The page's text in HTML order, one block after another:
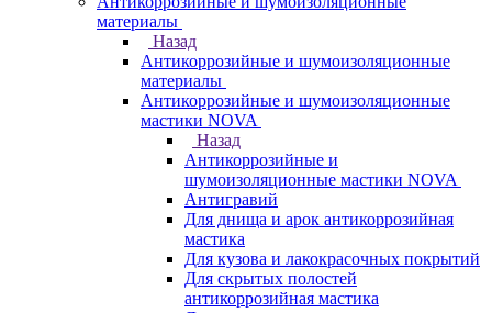
материалы
Назад
Антикоррозийные и шумоизоляционные
материалы
Антикоррозийные и шумоизоляционные
мастики NOVA
Назад
Антикоррозийные и
шумоизоляционные мастики NOVA
Антигравий
Для днища и арок антикоррозийная
мастика
Для кузова и лакокрасочных покрытий
Для скрытых полостей
антикоррозийная мастика